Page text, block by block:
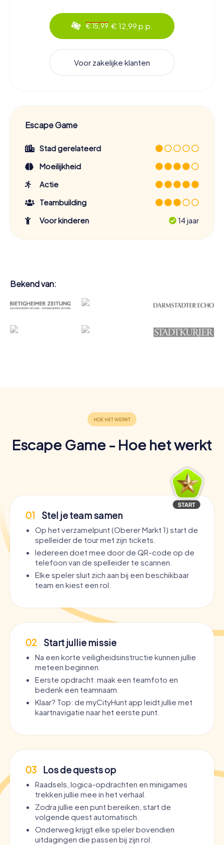
€ 15,99 € 12,99 p.p.
Voor zakelijke klanten
Escape Game
Stad gerelateerd
Moeilijkheid
Actie
Teambuilding
Voor kinderen
14 jaar
Bekend van:
Escape Game - Hoe het werkt
01 Stel je team samen
Op het verzamelpunt (Oberer Markt 1) start de
spelleider de tour met zijn tickets.
Iedereen doet mee door de QR-code op de
telefoon van de spelleider te scannen.
Elke speler sluit zich aan bij een beschikbaar
team en kiest een rol.
02 Start jullie missie
Na een korte veiligheidsinstructie kunnen jullie
meteen beginnen.
Eerste opdracht: maak een teamfoto en
bedenk een teamnaam.
Klaar? Top: de myCityHunt app leidt jullie met
kaartnavigatie naar het eerste punt.
03 Los de quests op
Raadsels, logica-opdrachten en minigames
trekken jullie mee in het verhaal.
Zodra jullie een punt bereiken, start de
volgende quest automatisch.
Onderweg krijgt elke speler bovendien
uitdagingen die passen bij zijn rol.